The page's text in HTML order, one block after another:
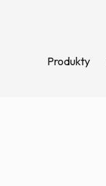
Produkty